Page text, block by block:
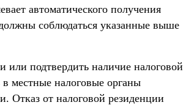
автоматического получения
соблюдаться указанные выше
или подтвердить наличие налоговой
в местные налоговые органы
Отказ от налоговой резиденции